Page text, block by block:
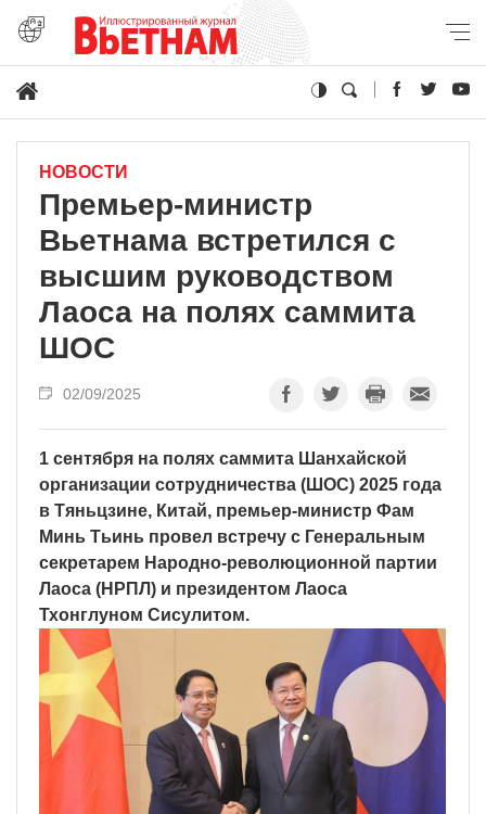
НОВОСТИ
Премьер-министр
Вьетнама встретился с
высшим руководством
Лаоса на полях саммита
ШОС
02/09/2025
1 сентября на полях саммита Шанхайской
организации сотрудничества (ШОС) 2025 года
в Тяньцзине, Китай, премьер-министр Фам
Минь Тьинь провел встречу с Генеральным
секретарем Народно-революционной партии
Лаоса (НРПЛ) и президентом Лаоса
Тхонглуном Сисулитом.